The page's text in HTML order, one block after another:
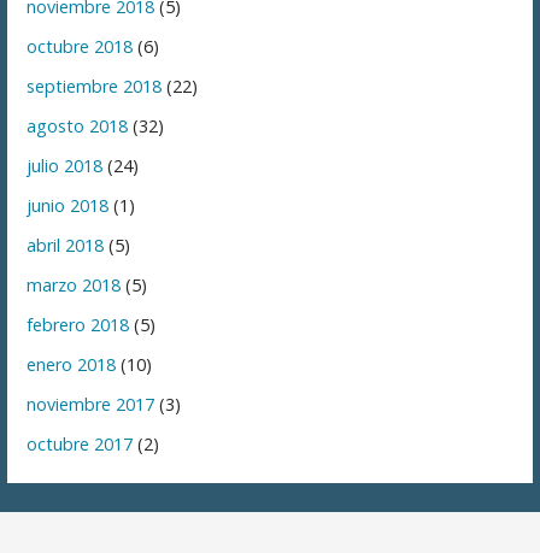
noviembre 2018 (5)
octubre 2018 (6)
septiembre 2018 (22)
agosto 2018 (32)
julio 2018 (24)
junio 2018 (1)
abril 2018 (5)
marzo 2018 (5)
febrero 2018 (5)
enero 2018 (10)
noviembre 2017 (3)
octubre 2017 (2)